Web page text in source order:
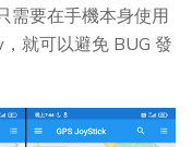
需要在手機本身使用
就可以避免 BUG 發